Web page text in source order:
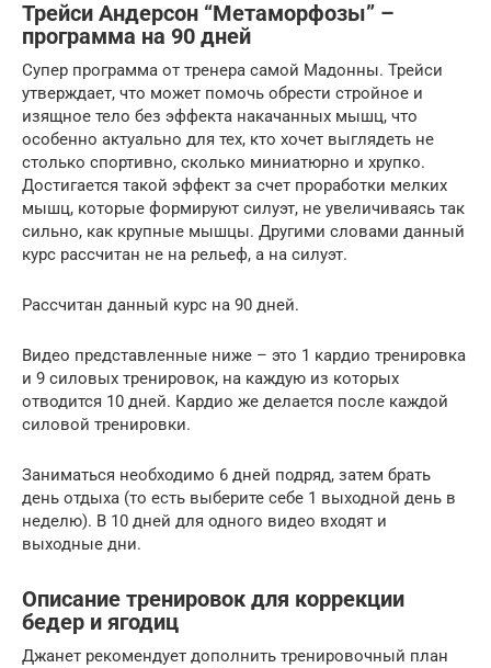
Трейси Андерсон “Метаморфозы” –
программа на 90 дней
Супер программа от тренера самой Мадонны. Трейси
утверждает, что может помочь обрести стройное и
изящное тело без эффекта накачанных мышц, что
особенно актуально для тех, кто хочет выглядеть не
столько спортивно, сколько миниатюрно и хрупко.
Достигается такой эффект за счет проработки мелких
мышц, которые формируют силуэт, не увеличиваясь так
сильно, как крупные мышцы. Другими словами данный
курс рассчитан не на рельеф, а на силуэт.
Рассчитан данный курс на 90 дней.
Видео представленные ниже – это 1 кардио тренировка
и 9 силовых тренировок, на каждую из которых
отводится 10 дней. Кардио же делается после каждой
силовой тренировки.
Заниматься необходимо 6 дней подряд, затем брать
день отдыха (то есть выберите себе 1 выходной день в
неделю). В 10 дней для одного видео входят и
выходные дни.
Описание тренировок для коррекции
бедер и ягодиц
Джанет рекомендует дополнить тренировочный план